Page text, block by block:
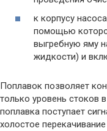
к корпусу
помощью
выгребную яму
жидкости) и
Поплавок позволяет
только уровень стоков
поплавка поступает
холостое